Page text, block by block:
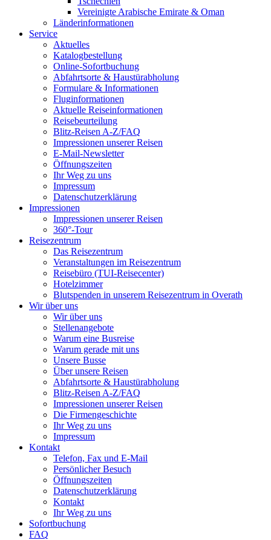
Vereinigte Arabische Emirate & Oman
Länderinformationen
Service
Aktuelles
Katalogbestellung
Online-Sofortbuchung
Abfahrtsorte & Haustürabholung
Formulare & Informationen
Fluginformationen
Aktuelle Reiseinformationen
Reisebeurteilung
Blitz-Reisen A-Z/FAQ
Impressionen unserer Reisen
E-Mail-Newsletter
Öffnungszeiten
Ihr Weg zu uns
Impressum
Datenschutzerklärung
Impressionen
Impressionen unserer Reisen
360°-Tour
Reisezentrum
Das Reisezentrum
Veranstaltungen im Reisezentrum
Reisebüro (TUI-Reisecenter)
Hotelzimmer
Blutspenden in unserem Reisezentrum in Overath
Wir über uns
Wir über uns
Stellenangebote
Warum eine Busreise
Warum gerade mit uns
Unsere Busse
Über unsere Reisen
Abfahrtsorte & Haustürabholung
Blitz-Reisen A-Z/FAQ
Impressionen unserer Reisen
Die Firmengeschichte
Ihr Weg zu uns
Impressum
Kontakt
Telefon, Fax und E-Mail
Persönlicher Besuch
Öffnungszeiten
Datenschutzerklärung
Kontakt
Ihr Weg zu uns
Sofortbuchung
FAQ